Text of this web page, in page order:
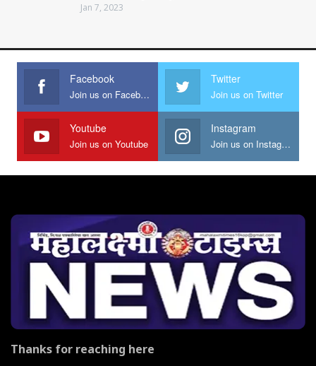
Jan 7, 2023
Facebook
Join us on Facebook
Twitter
Join us on Twitter
Youtube
Join us on Youtube
Instagram
Join us on Instagram
Thanks for reaching here